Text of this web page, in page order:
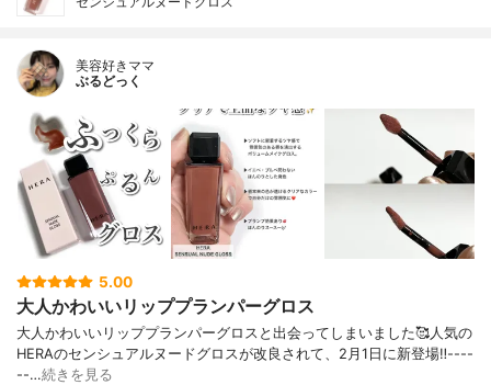
美容好きママ
ぶるどっく
5.00
大人かわいいリッププランパーグロス
大人かわいいリッププランパーグロス⁣と⁣出会ってしまいました🥰⁣⁣⁣人気の
HERAのセンシュアルヌードグロスが⁣改良されて、2月1日に新登場‼️⁣⁣----
--…続きを見る